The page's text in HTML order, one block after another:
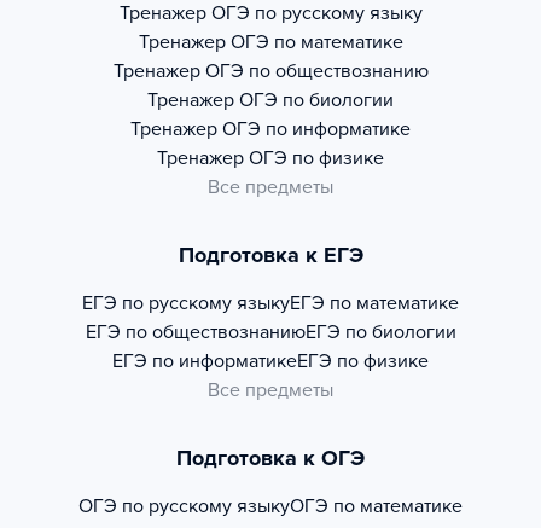
Тренажер ОГЭ по русскому языку
Тренажер ОГЭ по математике
Тренажер ОГЭ по обществознанию
Тренажер ОГЭ по биологии
Тренажер ОГЭ по информатике
Тренажер ОГЭ по физике
Все предметы
Подготовка к ЕГЭ
ЕГЭ по русскому языкуЕГЭ по математике
ЕГЭ по обществознаниюЕГЭ по биологии
ЕГЭ по информатикеЕГЭ по физике
Все предметы
Подготовка к ОГЭ
ОГЭ по русскому языкуОГЭ по математике